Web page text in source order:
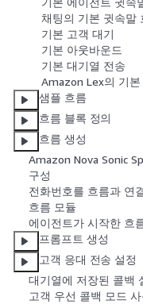
채팅의 기본 귓속말
기본 고객 대기
기본 아웃바운드
기본 대기열 전송
Amazon Lex의 기본
샘플 흐름
흐름 블록 정의
흐름 생성
Amazon Nova Sonic
구성
전화번호를 흐름과 연
흐름 모듈
에이전트가 시작한 흐
프롬프트 생성
고객 응대 전송 설정
대기열에 저장된 콜백
고객 우선 콜백 모드 사